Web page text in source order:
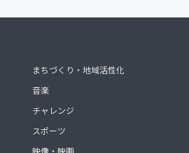
まちづくり・地域活性化
音楽
チャレンジ
スポーツ
映像・映画